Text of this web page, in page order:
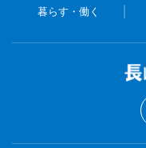
暮らす・働く